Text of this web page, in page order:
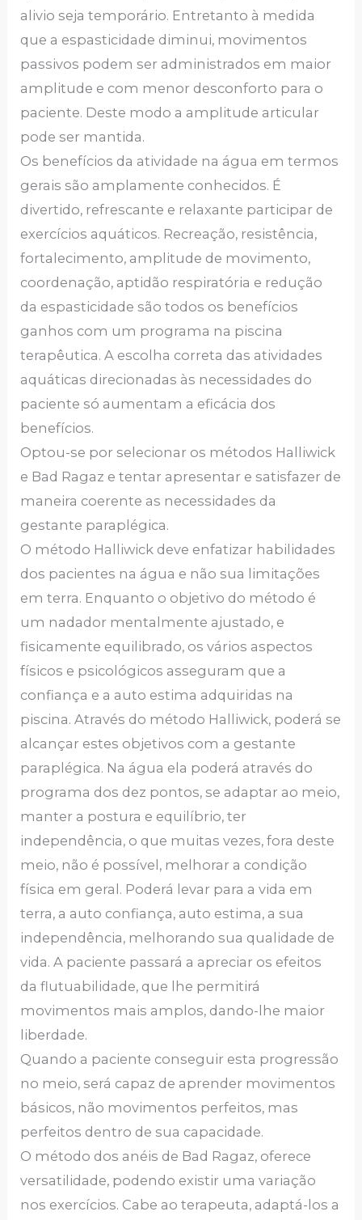
alivio seja temporário. Entretanto à medida
que a espasticidade diminui, movimentos
passivos podem ser administrados em maior
amplitude e com menor desconforto para o
paciente. Deste modo a amplitude articular
pode ser mantida.
Os benefícios da atividade na água em termos
gerais são amplamente conhecidos. É
divertido, refrescante e relaxante participar de
exercícios aquáticos. Recreação, resistência,
fortalecimento, amplitude de movimento,
coordenação, aptidão respiratória e redução
da espasticidade são todos os benefícios
ganhos com um programa na piscina
terapêutica. A escolha correta das atividades
aquáticas direcionadas às necessidades do
paciente só aumentam a eficácia dos
benefícios.
Optou-se por selecionar os métodos Halliwick
e Bad Ragaz e tentar apresentar e satisfazer de
maneira coerente as necessidades da
gestante paraplégica.
O método Halliwick deve enfatizar habilidades
dos pacientes na água e não sua limitações
em terra. Enquanto o objetivo do método é
um nadador mentalmente ajustado, e
fisicamente equilibrado, os vários aspectos
físicos e psicológicos asseguram que a
confiança e a auto estima adquiridas na
piscina. Através do método Halliwick, poderá se
alcançar estes objetivos com a gestante
paraplégica. Na água ela poderá através do
programa dos dez pontos, se adaptar ao meio,
manter a postura e equilíbrio, ter
independência, o que muitas vezes, fora deste
meio, não é possível, melhorar a condição
física em geral. Poderá levar para a vida em
terra, a auto confiança, auto estima, a sua
independência, melhorando sua qualidade de
vida. A paciente passará a apreciar os efeitos
da flutuabilidade, que lhe permitirá
movimentos mais amplos, dando-lhe maior
liberdade.
Quando a paciente conseguir esta progressão
no meio, será capaz de aprender movimentos
básicos, não movimentos perfeitos, mas
perfeitos dentro de sua capacidade.
O método dos anéis de Bad Ragaz, oferece
versatilidade, podendo existir uma variação
nos exercícios. Cabe ao terapeuta, adaptá-los a